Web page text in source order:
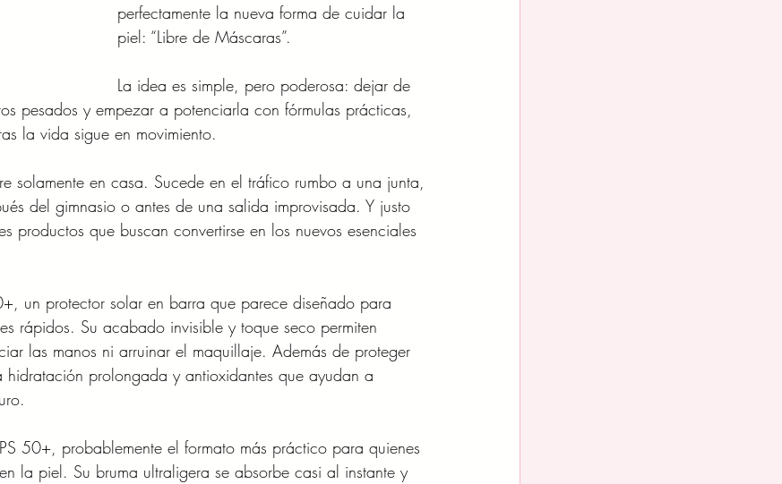
perfectamente la nueva forma de cuidar la
piel: “Libre de Máscaras”.
La idea es simple, pero poderosa: dejar de
pesados y empezar a potenciarla con fórmulas prácticas,
la vida sigue en movimiento.
solamente en casa. Sucede en el tráfico rumbo a una junta,
del gimnasio o antes de una salida improvisada. Y justo
productos que buscan convertirse en los nuevos esenciales
un protector solar en barra que parece diseñado para
rápidos. Su acabado invisible y toque seco permiten
las manos ni arruinar el maquillaje. Además de proteger
prolongada y antioxidantes que ayudan a
50+, probablemente el formato más práctico para quienes
la piel. Su bruma ultraligera se absorbe casi al instante y